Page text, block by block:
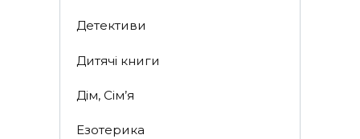
Детективи
Дитячі книги
Дім, Сім’я
Езотерика